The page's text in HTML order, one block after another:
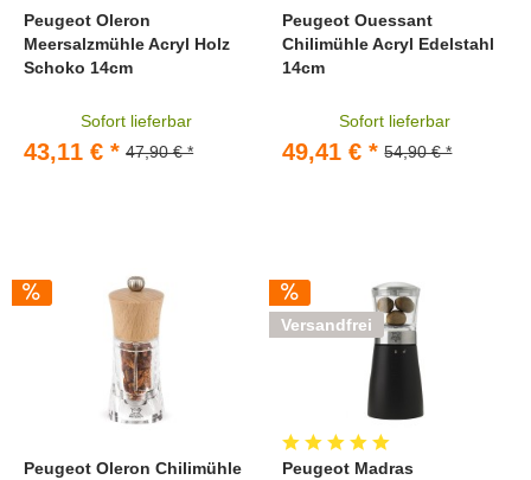
Peugeot Oleron
Meersalzmühle Acryl Holz
Schoko 14cm
Sofort lieferbar
47,90 € *
43,11 € *
Peugeot Ouessant
Chilimühle Acryl Edelstahl
14cm
Sofort lieferbar
54,90 € *
49,41 € *
Peugeot Oleron Chilimühle
Versandfrei
Peugeot Madras